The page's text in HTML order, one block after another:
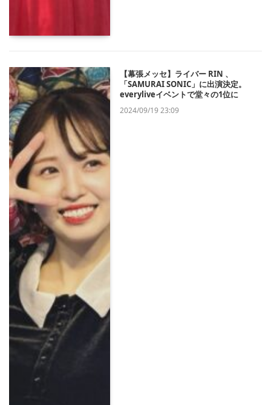
【幕張メッセ】ライバー RIN 、
「SAMURAI SONIC」に出演決定。
everyliveイベントで堂々の1位に
2024/09/19 23:09